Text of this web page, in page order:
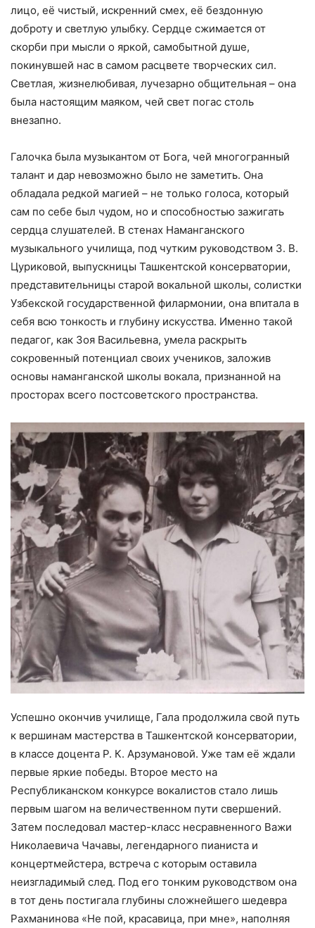
лицо, её чистый, искренний смех, её бездонную
доброту и светлую улыбку. Сердце сжимается от
скорби при мысли о яркой, самобытной душе,
покинувшей нас в самом расцвете творческих сил.
Светлая, жизнелюбивая, лучезарно общительная – она
была настоящим маяком, чей свет погас столь
внезапно.
Галочка была музыкантом от Бога, чей многогранный
талант и дар невозможно было не заметить. Она
обладала редкой магией – не только голоса, который
сам по себе был чудом, но и способностью зажигать
сердца слушателей. В стенах Наманганского
музыкального училища, под чутким руководством З. В.
Цуриковой, выпускницы Ташкентской консерватории,
представительницы старой вокальной школы, солистки
Узбекской государственной филармонии, она впитала в
себя всю тонкость и глубину искусства. Именно такой
педагог, как Зоя Васильевна, умела раскрыть
сокровенный потенциал своих учеников, заложив
основы наманганской школы вокала, признанной на
просторах всего постсоветского пространства.
Успешно окончив училище, Гала продолжила свой путь
к вершинам мастерства в Ташкентской консерватории,
в классе доцента Р. К. Арзумановой. Уже там её ждали
первые яркие победы. Второе место на
Республиканском конкурсе вокалистов стало лишь
первым шагом на величественном пути свершений.
Затем последовал мастер-класс несравненного Важи
Николаевича Чачавы, легендарного пианиста и
концертмейстера, встреча с которым оставила
неизгладимый след. Под его тонким руководством она
в тот день постигала глубины сложнейшего шедевра
Рахманинова «Не пой, красавица, при мне», наполняя